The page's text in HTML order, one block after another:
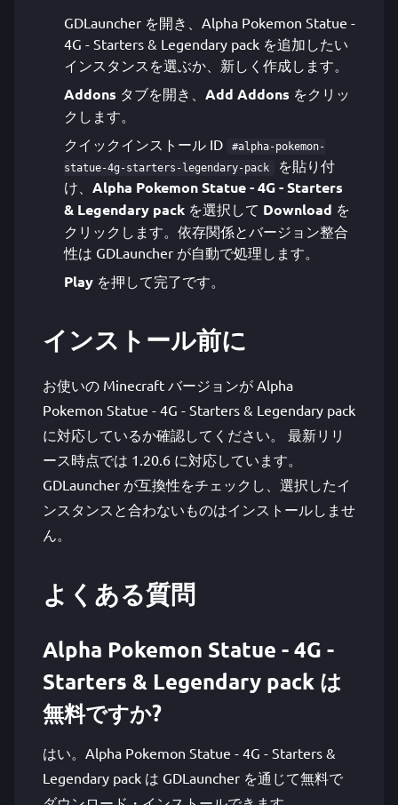
GDLauncher を開き、Alpha Pokemon Statue -
4G - Starters & Legendary pack を追加したい
インスタンスを選ぶか、新しく作成します。
Addons タブを開き、 Add Addons をクリッ
クします。
クイックインストール ID
#alpha-pokemon-
statue-4g-starters-legendary-pack
を貼り付
け、 Alpha Pokemon Statue - 4G - Starters
& Legendary pack を選択して Download を
クリックします。依存関係とバージョン整合
性は GDLauncher が自動で処理します。
Play を押して完了です。
インストール前に
お使いの Minecraft バージョンが Alpha
Pokemon Statue - 4G - Starters & Legendary pack
に対応しているか確認してください。 最新リリ
ース時点では 1.20.6 に対応しています。
GDLauncher が互換性をチェックし、選択したイ
ンスタンスと合わないものはインストールしませ
ん。
よくある質問
Alpha Pokemon Statue - 4G -
Starters & Legendary pack は
無料ですか?
はい。Alpha Pokemon Statue - 4G - Starters &
Legendary pack は GDLauncher を通じて無料で